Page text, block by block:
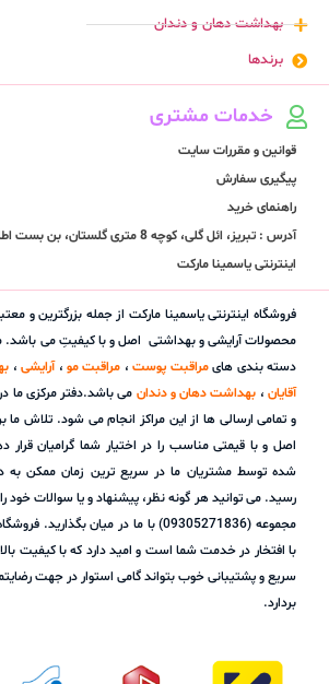
بهداشت دهان و دندان
برندها
خدمات مشتری
قوانین و مقررات سایت
پیگیری سفارش
راهنمای خرید
اینترنتی یاسمینا مارکت
فروشگاه اینترنتی یاسمینا مارکت از جمله بزرگترین و
محصولات آرایشی و بهداشتی اصل و با کیفیتِ می
دسته بندی هایمراقبت پوست، مراقبت مو،آرایشی،
آقایان، بهداشت دهان و دندان می باشد.دفتر مرکزی ما
و تمامی ارسالی ها از این مراکز انجام می شود. تلاش
اصل و با قیمتی مناسب را در اختیار شما گرامیان
شده توسط مشتریان ما در سریع ترین زمان ممکن به
رسید. می توانید هر گونه نظر، پیشنهاد و یا سوالات خود
مجموعه (09305271836) با ما در میان
با افتخار در خدمت شما است و امید دارد که با کیفیت
سریع و پشتیبانی خوب بتواند گامی استوار در جهت
بردارد.